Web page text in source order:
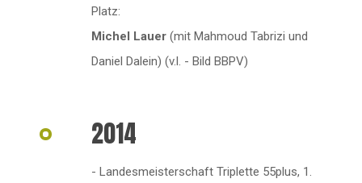
Platz:
Michel Lauer (mit Mahmoud Tabrizi und
Daniel Dalein) (v.l. - Bild BBPV)
2014
- Landesmeisterschaft Triplette 55plus, 1.